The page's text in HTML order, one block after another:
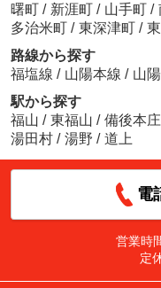
曙町 / 新涯町 / 山手町 /
多治米町 / 東深津町 /
路線から探す
福塩線 / 山陽本線 / 山
駅から探す
福山 / 東福山 / 備後本庄
湯田村 / 湯野 / 道上
電
営業時
定